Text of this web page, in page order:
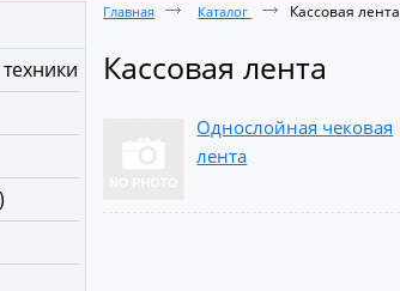
Главная Каталог Кассовая лента
Кассовая лента
Однослойная чековая
лента